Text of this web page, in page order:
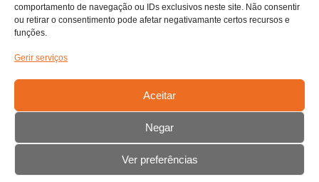
comportamento de navegação ou IDs exclusivos neste site. Não consentir
ou retirar o consentimento pode afetar negativamante certos recursos e
funções.
Gerir serviços
Aceitar
Negar
Ver preferências
Detalhes da Empresa
Fale Connosco
Contactos
© 2021 Dataland Todos os Direitos Reservados.|Theme: Shopay